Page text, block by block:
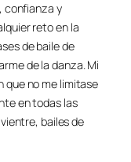
confianza y
reto en la
de baile de
de la danza. Mi
que no me limitase
en todas las
bailes de